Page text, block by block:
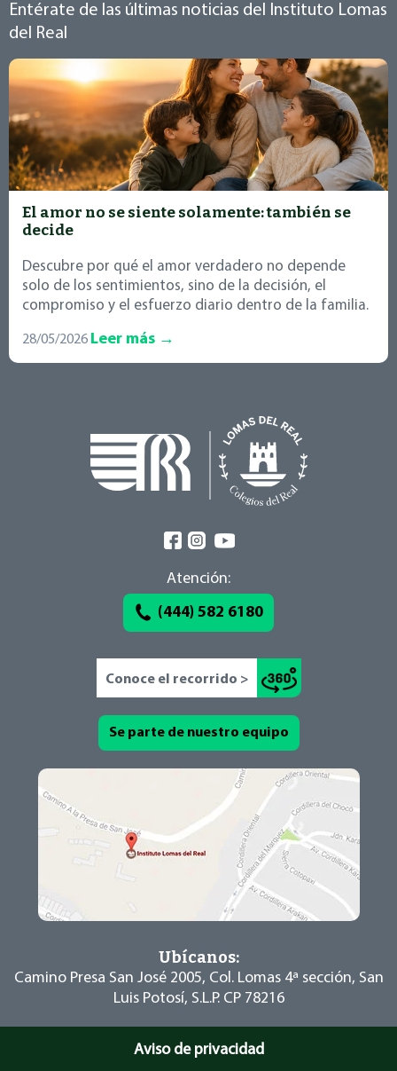
Entérate de las últimas noticias del Instituto Lomas
del Real
El amor no se siente solamente: también se
decide
Descubre por qué el amor verdadero no depende
solo de los sentimientos, sino de la decisión, el
compromiso y el esfuerzo diario dentro de la familia.
28/05/2026 Leer más →
Atención:
(444) 582 6180
Conoce el recorrido >
Se parte de nuestro equipo
Ubícanos:
Camino Presa San José 2005, Col. Lomas 4ª sección, San
Luis Potosí, S.L.P. CP 78216
Aviso de privacidad